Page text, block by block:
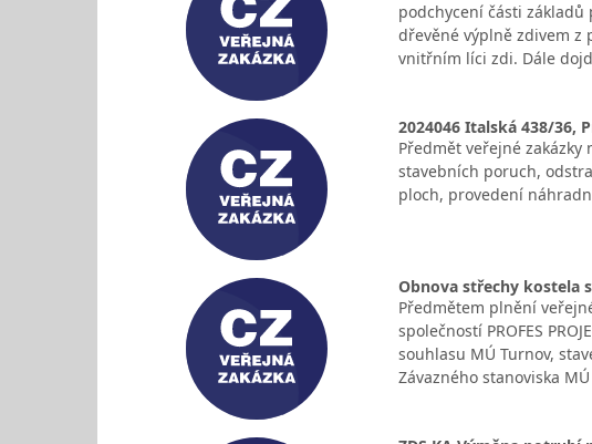
podchycení části
dřevěné výplně zdivem z
vnitřním líci zdi. Dále
2024046 Italská 438/36,
Předmět veřejné
stavebních poruch,
ploch, provedení
Obnova střechy kostela
Předmětem plnění
společností PROFES
souhlasu MÚ Turnov,
Závazného stanoviska